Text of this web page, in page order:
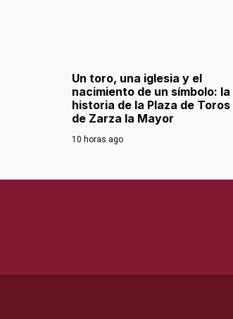
Un toro, una iglesia y el
nacimiento de un símbolo: la
historia de la Plaza de Toros
de Zarza la Mayor
10 horas ago